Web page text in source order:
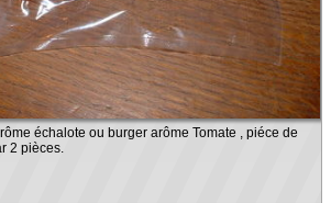
échalote ou burger arôme Tomate , piéce de
2 pièces.